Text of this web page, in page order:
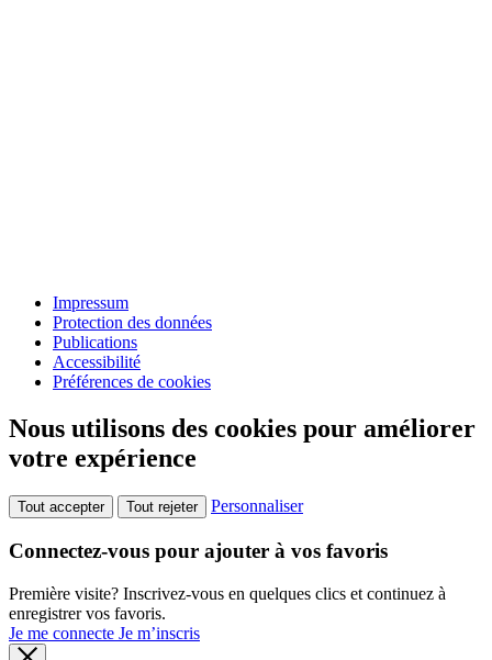
Impressum
Protection des données
Publications
Accessibilité
Préférences de cookies
Nous utilisons des cookies pour améliorer
votre expérience
Tout accepter Tout rejeter Personnaliser
Connectez-vous pour ajouter à vos favoris
Première visite? Inscrivez-vous en quelques clics et continuez à
enregistrer vos favoris.
Je me connecte Je m’inscris